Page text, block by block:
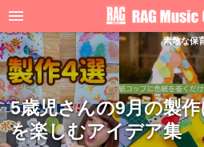
素敵な保
5歳児さんの9月の製
を楽しむアイデア集